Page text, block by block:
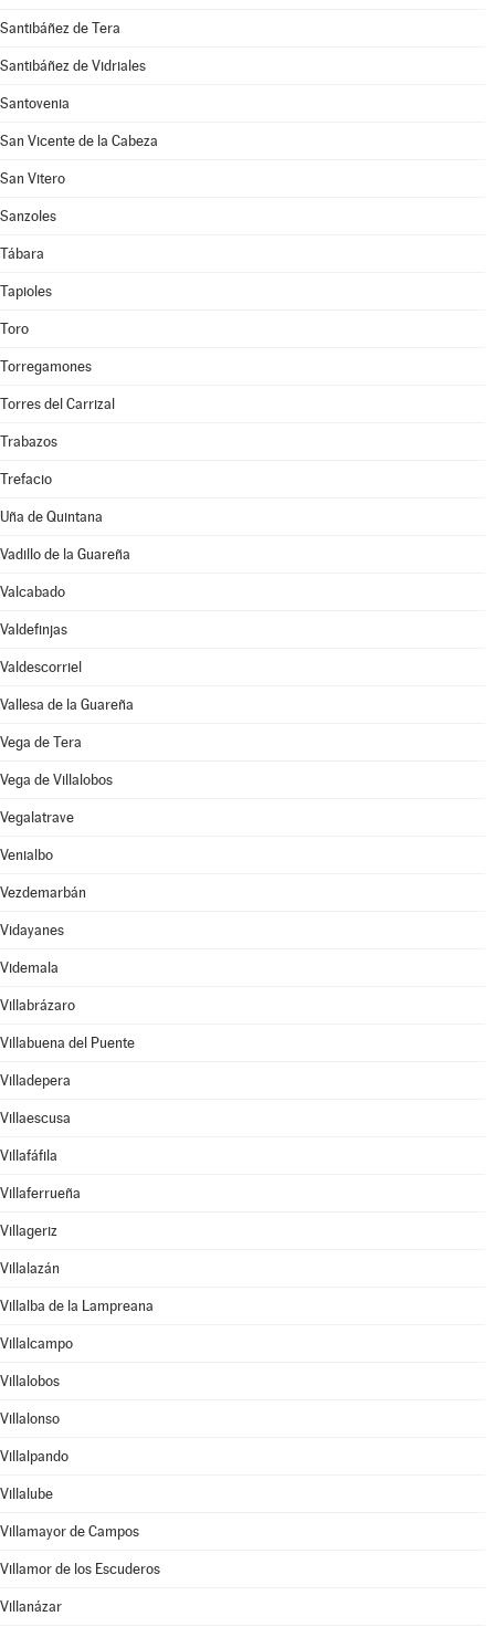
Santibáñez de Tera
Santibáñez de Vidriales
Santovenia
San Vicente de la Cabeza
San Vitero
Sanzoles
Tábara
Tapioles
Toro
Torregamones
Torres del Carrizal
Trabazos
Trefacio
Uña de Quintana
Vadillo de la Guareña
Valcabado
Valdefinjas
Valdescorriel
Vallesa de la Guareña
Vega de Tera
Vega de Villalobos
Vegalatrave
Venialbo
Vezdemarbán
Vidayanes
Videmala
Villabrázaro
Villabuena del Puente
Villadepera
Villaescusa
Villafáfila
Villaferrueña
Villageriz
Villalazán
Villalba de la Lampreana
Villalcampo
Villalobos
Villalonso
Villalpando
Villalube
Villamayor de Campos
Villamor de los Escuderos
Villanázar